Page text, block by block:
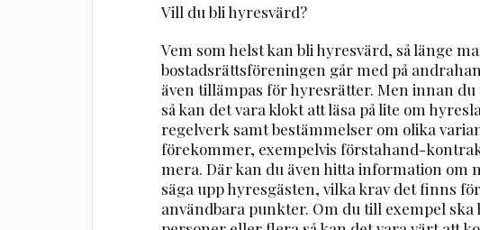
Vill du bli hyresvärd?
Vem som helst kan bli hyresvärd, så länge
bostadsrättsföreningen går med på
även tillämpas för hyresrätter. Men innan
så kan det vara klokt att läsa på lite om
regelverk samt bestämmelser om olika
förekommer, exempelvis förstahand-
mera. Där kan du även hitta information om
säga upp hyresgästen, vilka krav det finns
användbara punkter. Om du till exempel